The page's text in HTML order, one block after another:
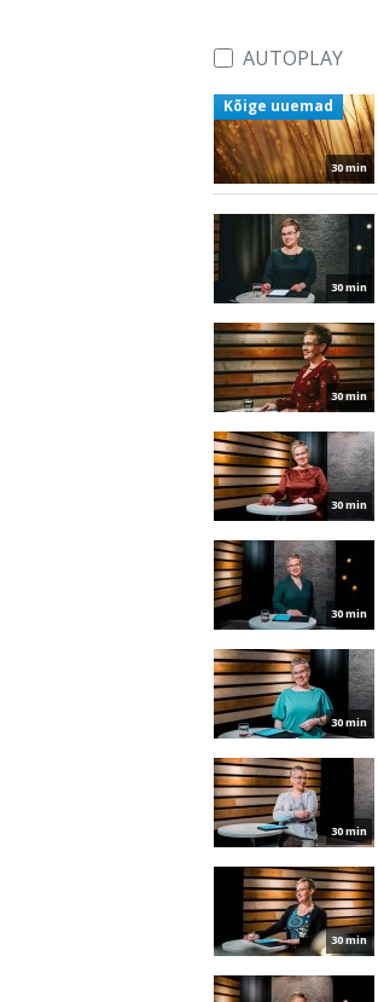
AUTOPLAY
30 min
Kõige uuemad
30 min
30 min
30 min
30 min
30 min
30 min
30 min